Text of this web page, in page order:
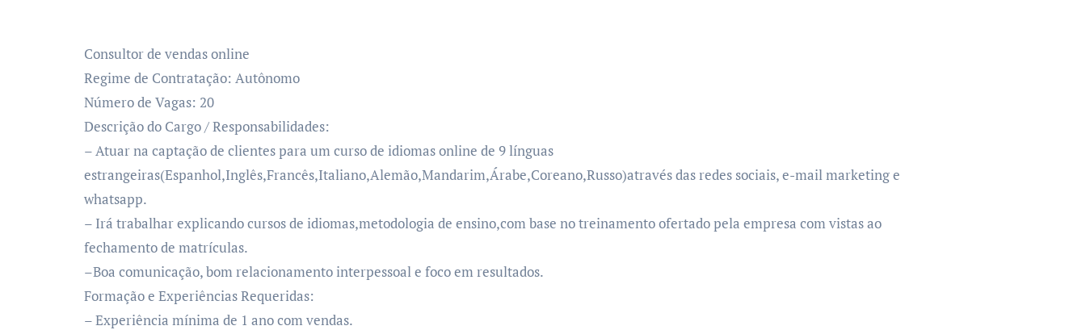
Consultor de vendas online
Regime de Contratação: Autônomo
Número de Vagas: 20
Descrição do Cargo / Responsabilidades:
– Atuar na captação de clientes para um curso de idiomas online de 9 línguas
estrangeiras(Espanhol,Inglês,Francês,Italiano,Alemão,Mandarim,Árabe,Coreano,Russo)através das redes sociais, e-mail marketing e
whatsapp.
– Irá trabalhar explicando cursos de idiomas,metodologia de ensino,com base no treinamento ofertado pela empresa com vistas ao
fechamento de matrículas.
–Boa comunicação, bom relacionamento interpessoal e foco em resultados.
Formação e Experiências Requeridas:
– Experiência mínima de 1 ano com vendas.